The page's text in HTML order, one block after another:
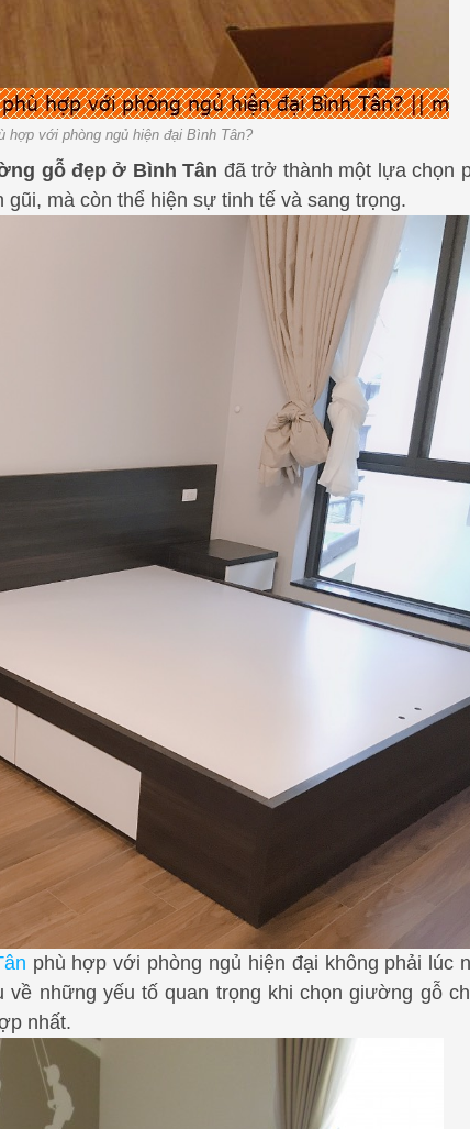
hợp với phòng ngủ hiện đại Bình Tân?
gỗ đẹp ở Bình Tân đã trở thành một lựa chọn
mà còn thể hiện sự tinh tế và sang trọng.
phù hợp với phòng ngủ hiện đại không phải lúc
những yếu tố quan trọng khi chọn giường gỗ
nhất.